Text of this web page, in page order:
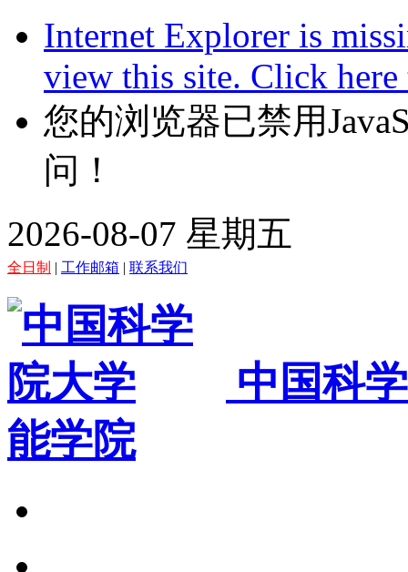
Internet Explorer is
view this site. Click
您的浏览器已禁用
问！
2026-08-07 星期五
全日制 | 工作邮箱 | 联系我们
中国科
能学院